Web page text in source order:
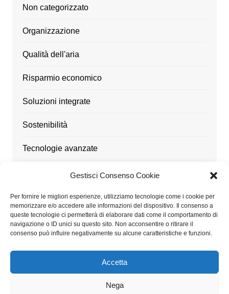
Gestisci Consenso Cookie
Per fornire le migliori esperienze, utilizziamo tecnologie come i cookie per
memorizzare e/o accedere alle informazioni del dispositivo. Il consenso a
queste tecnologie ci permetterà di elaborare dati come il comportamento di
navigazione o ID unici su questo sito. Non acconsentire o ritirare il
consenso può influire negativamente su alcune caratteristiche e funzioni.
Accetta
Nega
Non categorizzato
Organizzazione
Qualità dell'aria
Risparmio economico
Soluzioni integrate
Sostenibilità
Tecnologie avanzate
Utensili
pubblicizzando e fornendo link al sito Amazon.it